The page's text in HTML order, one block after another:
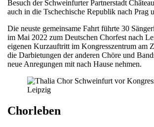
Besuch der Schweinfurter Partnerstadt
auch in die Tschechische Republik nach Prag
Die neuste gemeinsame Fahrt führte 30
im Mai 2022 zum Deutschen Chorfest nach
eigenen Kurzauftritt im Kongresszentrum am
die Darbietungen der anderen Chöre und
neue Anregungen mit nach Hause nehmen.
Chorleben